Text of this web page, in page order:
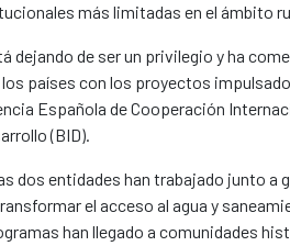
más limitadas en el ámbito
dejando de ser un privilegio y ha
países con los proyectos
Española de Cooperación
(BID).
dos entidades han trabajado junto a
el acceso al agua y
han llegado a comunidades